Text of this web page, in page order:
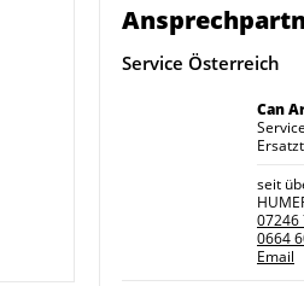
Service Österreich
Can
seit
07246
0664
Email